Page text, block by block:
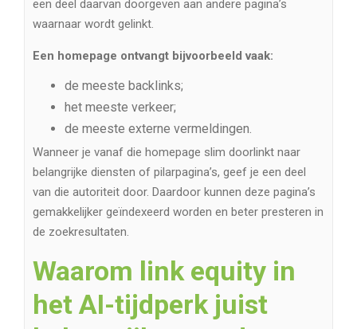
een deel daarvan doorgeven aan andere pagina’s
waarnaar wordt gelinkt.
Een homepage ontvangt bijvoorbeeld vaak:
de meeste backlinks;
het meeste verkeer;
de meeste externe vermeldingen.
Wanneer je vanaf die homepage slim doorlinkt naar
belangrijke diensten of pilarpagina’s, geef je een deel
van die autoriteit door. Daardoor kunnen deze pagina’s
gemakkelijker geïndexeerd worden en beter presteren in
de zoekresultaten.
Waarom link equity in
het AI-tijdperk juist